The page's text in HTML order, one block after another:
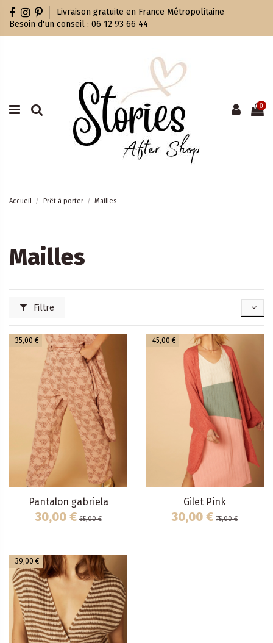
Livraison gratuite en France Métropolitaine
Besoin d'un conseil : 06 12 93 66 44
0
Accueil Prêt à porter Mailles
Mailles
Filtre
-35,00 €
Pantalon gabriela
30,00 € 65,00 €
-45,00 €
Gilet Pink
30,00 € 75,00 €
-39,00 €